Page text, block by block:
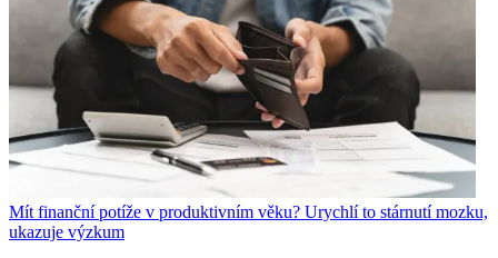
Mít finanční potíže v produktivním věku? Urychlí to stárnutí mozku,
ukazuje výzkum